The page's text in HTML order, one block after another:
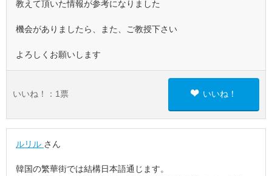
教えて頂いた情報が参考になりました
機会がありましたら、また、ご教授下さい
よろしくお願いします
いいね！： 1 票 いいね！
ルリル さん
韓国の繁華街では結構日本語通じます。